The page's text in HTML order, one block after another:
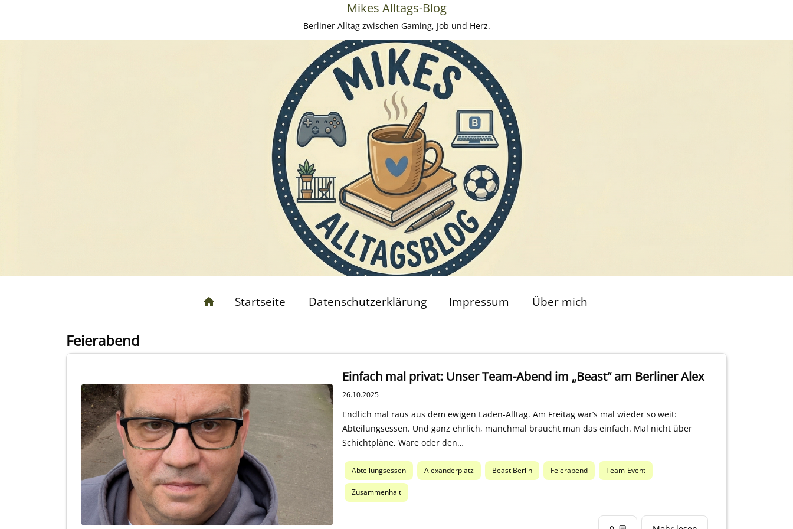
Mikes Alltags-Blog
Berliner Alltag zwischen Gaming, Job und Herz.
Startseite Datenschutzerklärung Impressum Über mich
Feierabend
Einfach mal privat: Unser Team-Abend im „Beast“ am Berliner Alex
26.10.2025
Endlich mal raus aus dem ewigen Laden-Alltag. Am Freitag war’s mal wieder so weit:
Abteilungsessen. Und ganz ehrlich, manchmal braucht man das einfach. Mal nicht über
Schichtpläne, Ware oder den…
Abteilungsessen Alexanderplatz Beast Berlin Feierabend Team-Event
Zusammenhalt